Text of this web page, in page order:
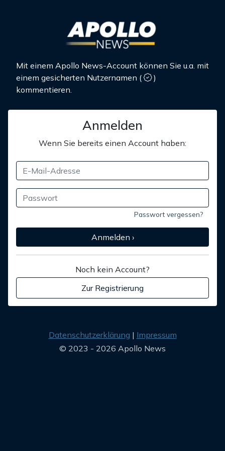
Mit einem Apollo News-Account können Sie u.a. mit
einem gesicherten Nutzernamen (
)
kommentieren.
Anmelden
Wenn Sie bereits einen Account haben:
Passwort vergessen?
Anmelden ›
Noch kein Account?
Zur Registrierung
Datenschutzerklärung
Impressum
© 2023 - 2026 Apollo News